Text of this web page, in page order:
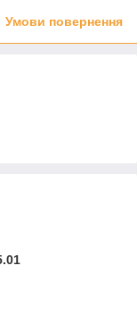
Умови повернення